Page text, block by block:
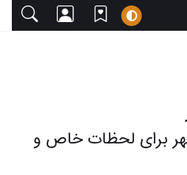
برای لحظات خاص و